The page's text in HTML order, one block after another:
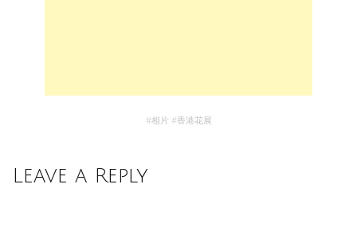
#相片 #香港花展
Leave a Reply